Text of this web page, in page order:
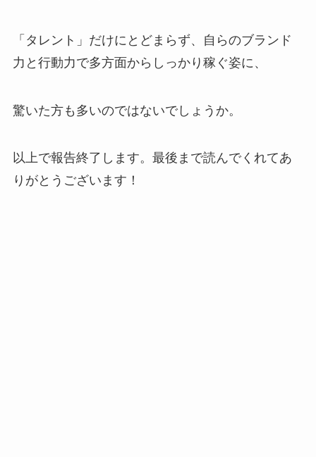
「タレント」だけにとどまらず、自らのブランド
力と行動力で多方面からしっかり稼ぐ姿に、
驚いた方も多いのではないでしょうか。
以上で報告終了します。最後まで読んでくれてあ
りがとうございます！